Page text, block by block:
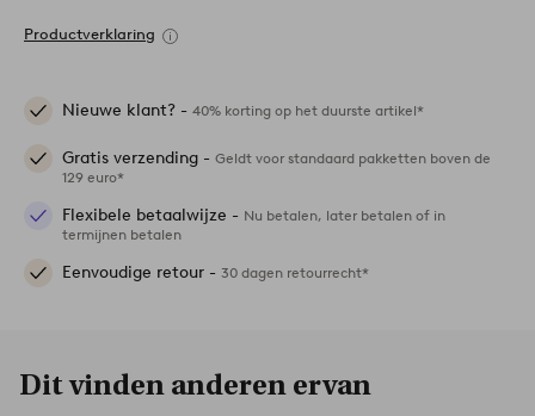
Productverklaring
Nieuwe klant? - 40% korting op het duurste artikel*
Gratis verzending - Geldt voor standaard pakketten boven de
129 euro*
Flexibele betaalwijze - Nu betalen, later betalen of in
termijnen betalen
Eenvoudige retour - 30 dagen retourrecht*
Dit vinden anderen ervan